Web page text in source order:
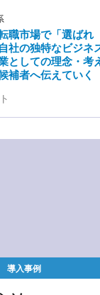
職市場で「選ばれ
社の独特なビジネ
としての理念・考
補者へ伝えていく
導入事例